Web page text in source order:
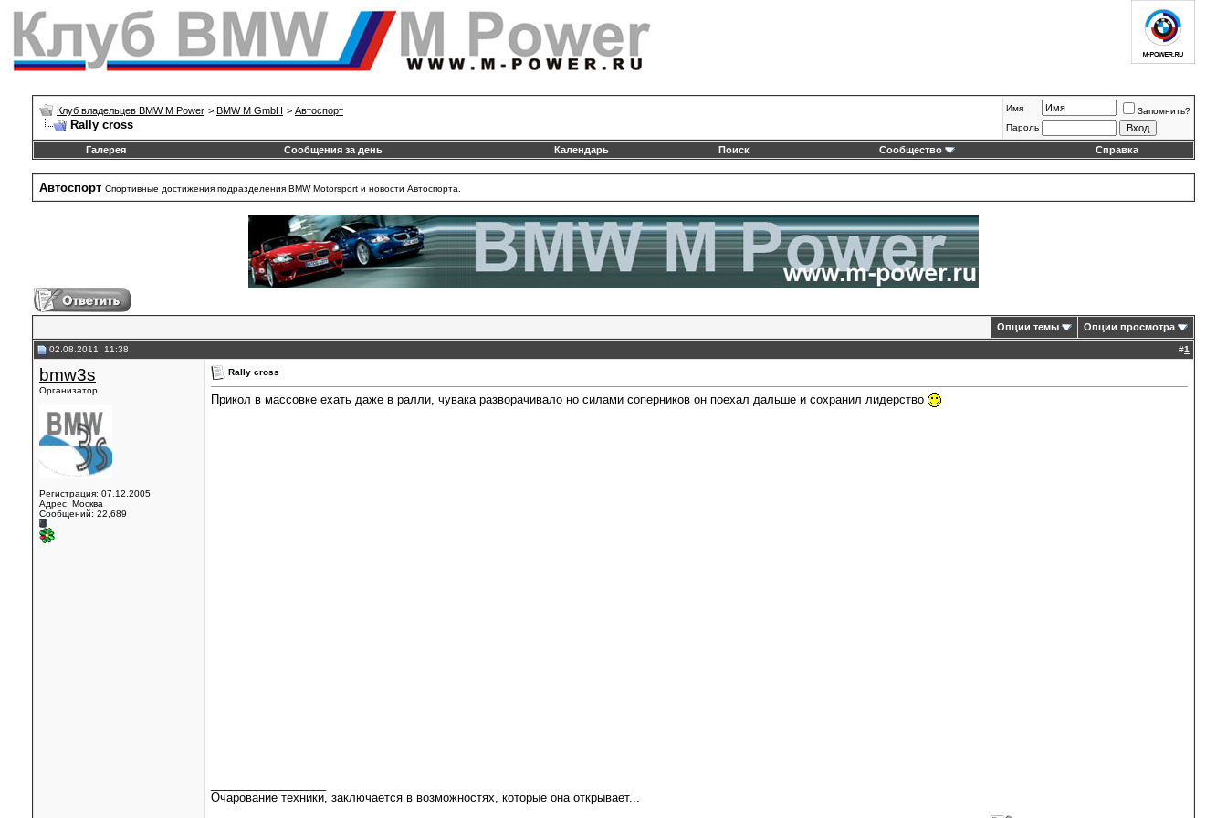
Клуб владельцев BMW M Power > BMW M GmbH > Автоспорт
Rally cross
Имя
Запомнить?
Пароль
Галерея Сообщения за день Календарь Поиск Сообщество Справка
Автоспорт Спортивные достижения подразделения BMW Motorsport и новости Автоспорта.
Опции темы Опции просмотра
02.08.2011, 11:38 #1
bmw3s
Организатор
Регистрация: 07.12.2005
Адрес: Москва
Сообщений: 22,689
Rally cross
Прикол в массовке ехать даже в ралли, чувака разворачивало но силами соперников он поехал дальше и сохранил лидерство
Очарование техники, заключается в возможностях, которые она открывает...